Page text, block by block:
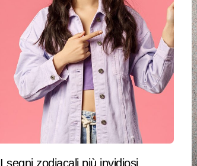
I segni zodiacali più invidiosi..